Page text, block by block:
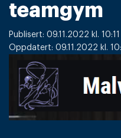
teamgym
Publisert: 09.11.2022 kl. 10:11
Oppdatert: 09.11.2022 kl.